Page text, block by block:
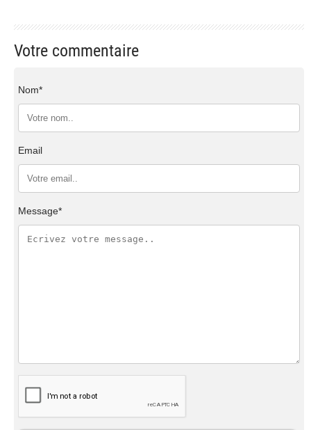
Votre commentaire
Nom*
Email
Message*